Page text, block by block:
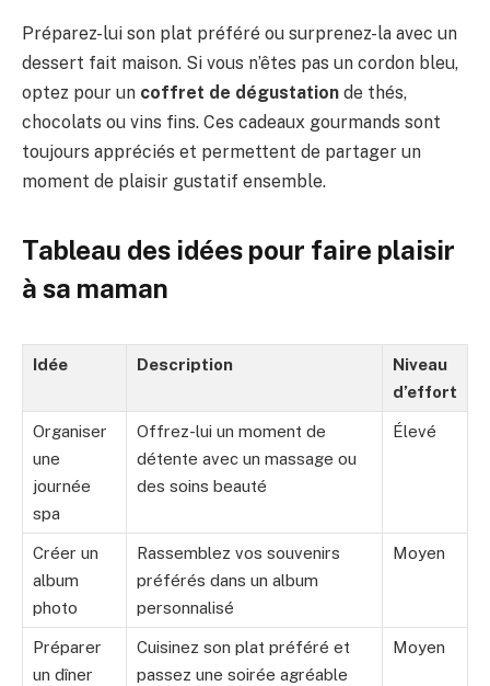
Préparez-lui son plat préféré ou surprenez-la avec un
dessert fait maison. Si vous n’êtes pas un cordon bleu,
optez pour un coffret de dégustation de thés,
chocolats ou vins fins. Ces cadeaux gourmands sont
toujours appréciés et permettent de partager un
moment de plaisir gustatif ensemble.
Tableau des idées pour faire plaisir
à sa maman
Idée Description
Niveau
d’effort
Organiser
une
journée
spa
Offrez-lui un moment de
détente avec un massage ou
des soins beauté
Élevé
Créer un
album
photo
Rassemblez vos souvenirs
préférés dans un album
personnalisé
Moyen
Préparer
un dîner
Cuisinez son plat préféré et
passez une soirée agréable
Moyen